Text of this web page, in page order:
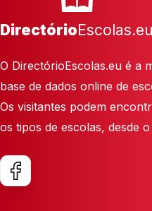
DirectórioEscolas.eu
O DirectórioEscolas.eu é a
base de dados online de
Os visitantes podem
os tipos de escolas, desde